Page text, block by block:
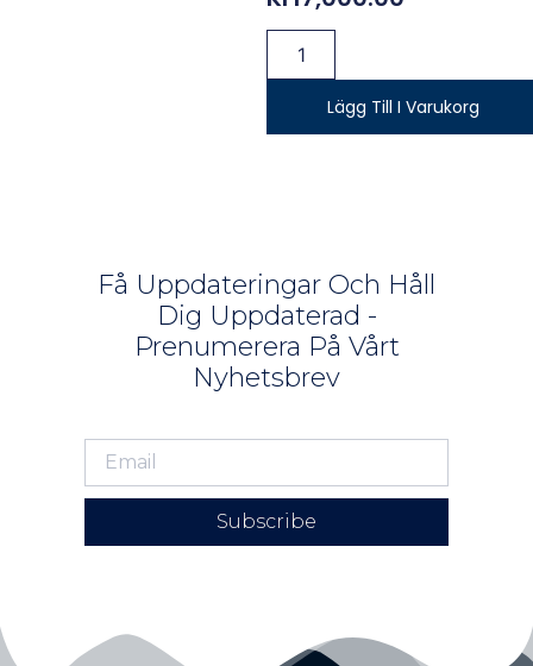
Lägg Till I Varukorg
Få Uppdateringar Och Håll
Dig Uppdaterad -
Prenumerera På Vårt
Nyhetsbrev
Subscribe